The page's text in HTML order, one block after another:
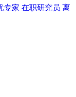
专家 在职研究员 离